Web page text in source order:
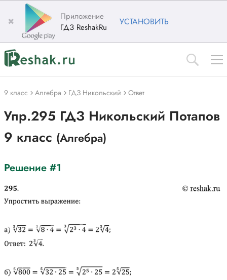
✖
Приложение
ГДЗ ReshakRu
УСТАНОВИТЬ
9 класс Алгебра ГДЗ Никольский Ответ
Упр.295 ГДЗ Никольский Потапов
9 класс (Алгебра)
Решение #1